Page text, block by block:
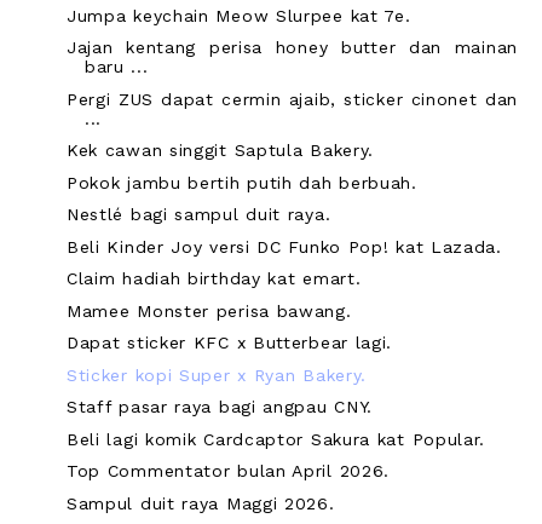
Jumpa keychain Meow Slurpee kat 7e.
Jajan kentang perisa honey butter dan mainan
baru ...
Pergi ZUS dapat cermin ajaib, sticker cinonet dan
...
Kek cawan singgit Saptula Bakery.
Pokok jambu bertih putih dah berbuah.
Nestlé bagi sampul duit raya.
Beli Kinder Joy versi DC Funko Pop! kat Lazada.
Claim hadiah birthday kat emart.
Mamee Monster perisa bawang.
Dapat sticker KFC x Butterbear lagi.
Sticker kopi Super x Ryan Bakery.
Staff pasar raya bagi angpau CNY.
Beli lagi komik Cardcaptor Sakura kat Popular.
Top Commentator bulan April 2026.
Sampul duit raya Maggi 2026.